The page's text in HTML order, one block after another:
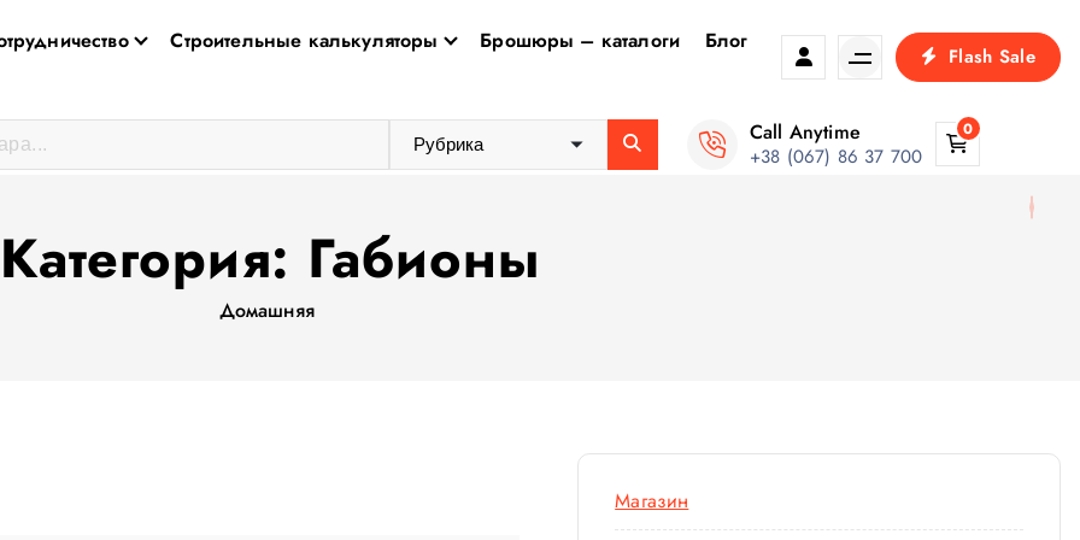
Строительные калькуляторы Брошюры – каталоги
Блог
Flash Sale
Call Anytime
+38 (067) 86 37 700
0
Категория: Габионы
Домашняя
Магазин